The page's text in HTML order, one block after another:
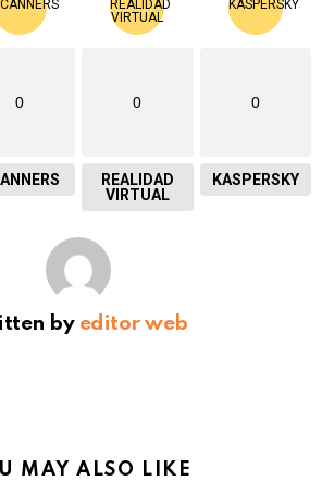
0 0
REALIDAD
VIRTUAL
0
KASPERSKY
by editor web
MAY ALSO LIKE